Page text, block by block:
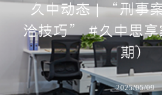
久中动态 | “刑事
洽技巧” #久中思
期）
2025/05/09